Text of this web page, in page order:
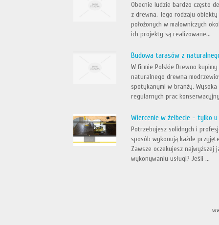
Obecnie ludzie bardzo często
z drewna. Tego rodzaju
położonych w malowniczych
ich projekty są realizowane...
Budowa tarasów z
W firmie Polskie Drewno
naturalnego drewna
spotykanymi w branży.
regularnych prac
Wiercenie w żelbecie - tylko u
Potrzebujesz solidnych i
sposób wykonują każde
Zawsze oczekujesz najwyższej
wykonywaniu usługi? Jeśli ...